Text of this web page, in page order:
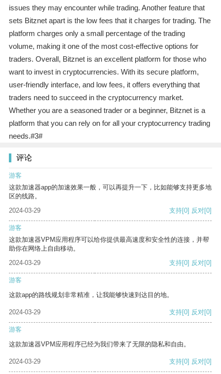
issues they may encounter while trading. Another feature that
sets Bitznet apart is the low fees that it charges for trading. The
platform charges only a small percentage of the trading
volume, making it one of the most cost-effective options for
traders. Overall, Bitznet is an excellent platform for those who
want to invest in cryptocurrencies. With its secure platform,
user-friendly interface, and low fees, it offers everything that
traders need to succeed in the cryptocurrency market.
Whether you are a seasoned trader or a beginner, Bitznet is a
platform that you can rely on for all your cryptocurrency trading
needs.#3#
评论
游客
这款加速器app的加速效果一般，可以再提升一下，比如能够支持更多地
区的线路。
2024-03-29
支持[0] 反对[0]
游客
这款加速器VPM应用程序可以给你提供最高速度和安全性的连接，并帮
助你在网络上自由移动。
2024-03-29
支持[0] 反对[0]
游客
这款app的路线规划非常精准，让我能够快速到达目的地。
2024-03-29 支持[0] 反对[0]
游客
这款加速器VPM应用程序已经为我们带来了无限的隐私和自由。
2024-03-29 支持[0] 反对[0]